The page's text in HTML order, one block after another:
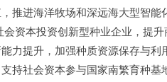
推进海洋牧场和深远海大型智
资本投资创新型种业企业，提
力提升，加强种质资源保存与
持社会资本参与国家南繁育种